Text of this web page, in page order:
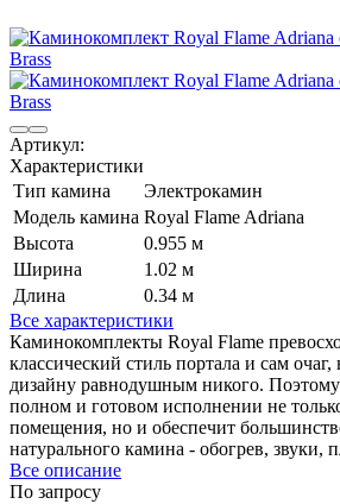
Артикул:
Характеристики
Тип камина
Электрокамин
Модель камина Royal Flame Adriana
Высота
0.955 м
Ширина
1.02 м
Длина
0.34 м
Все характеристики
Каминокомплекты Royal Flame
классический стиль портала и сам очаг,
дизайну равнодушным никого.
полном и готовом исполнении не
помещения, но и обеспечит
натурального камина - обогрев, звуки,
Все описание
По запросу